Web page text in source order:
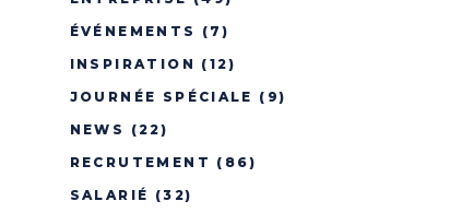
ÉVÉNEMENTS
(7)
INSPIRATION (12)
JOURNÉE SPÉCIALE (9)
NEWS
(22)
RECRUTEMENT (86)
SALARIÉ (32)